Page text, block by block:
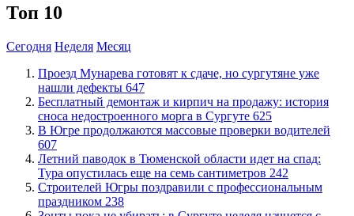
Топ 10
Сегодня Неделя Месяц
​Проезд Мунарева готовят к сдаче, но сургутяне уже
нашли дефекты 647
​Бесплатный демонтаж и кирпич на продажу: история
сноса недостроенного морга в Сургуте 625
​В Югре продолжаются массовые проверки водителей
607
​Летний паводок в Тюменской области идет на спад:
Тура опустилась еще на семь сантиметров 242
​Строителей Югры поздравили с профессиональным
праздником 238